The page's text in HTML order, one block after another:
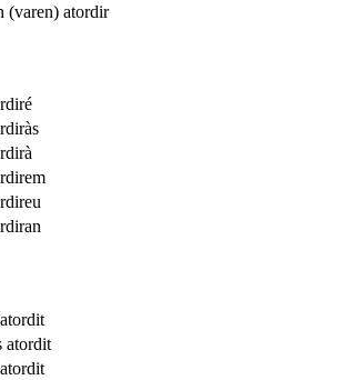
(varen) atordir
atordit
atordit
atordit